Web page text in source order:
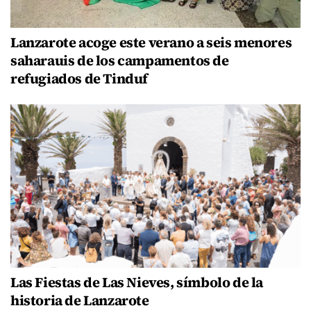
Lanzarote acoge este verano a seis menores
saharauis de los campamentos de
refugiados de Tinduf
Las Fiestas de Las Nieves, símbolo de la
historia de Lanzarote